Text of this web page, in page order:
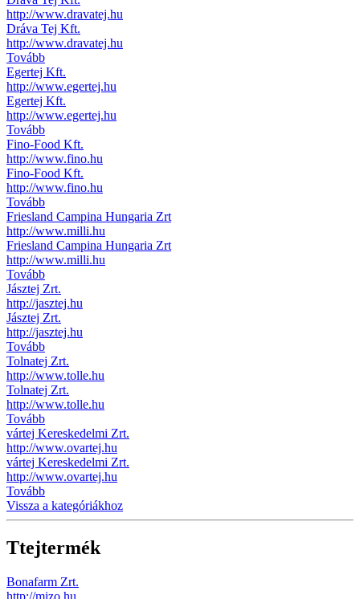
http://www.dravatej.hu
Dráva Tej Kft.
http://www.dravatej.hu
Tovább
Egertej Kft.
http://www.egertej.hu
Egertej Kft.
http://www.egertej.hu
Tovább
Fino-Food Kft.
http://www.fino.hu
Fino-Food Kft.
http://www.fino.hu
Tovább
Friesland Campina Hungaria Zrt
http://www.milli.hu
Friesland Campina Hungaria Zrt
http://www.milli.hu
Tovább
Jásztej Zrt.
http://jasztej.hu
Jásztej Zrt.
http://jasztej.hu
Tovább
Tolnatej Zrt.
http://www.tolle.hu
Tolnatej Zrt.
http://www.tolle.hu
Tovább
vártej Kereskedelmi Zrt.
http://www.ovartej.hu
vártej Kereskedelmi Zrt.
http://www.ovartej.hu
Tovább
Vissza a kategóriákhoz
Ttejtermék
Bonafarm Zrt.
http://mizo.hu